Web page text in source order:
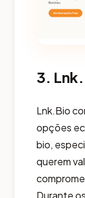
3.
Lnk.Bio
opções
bio,
querem
Durante